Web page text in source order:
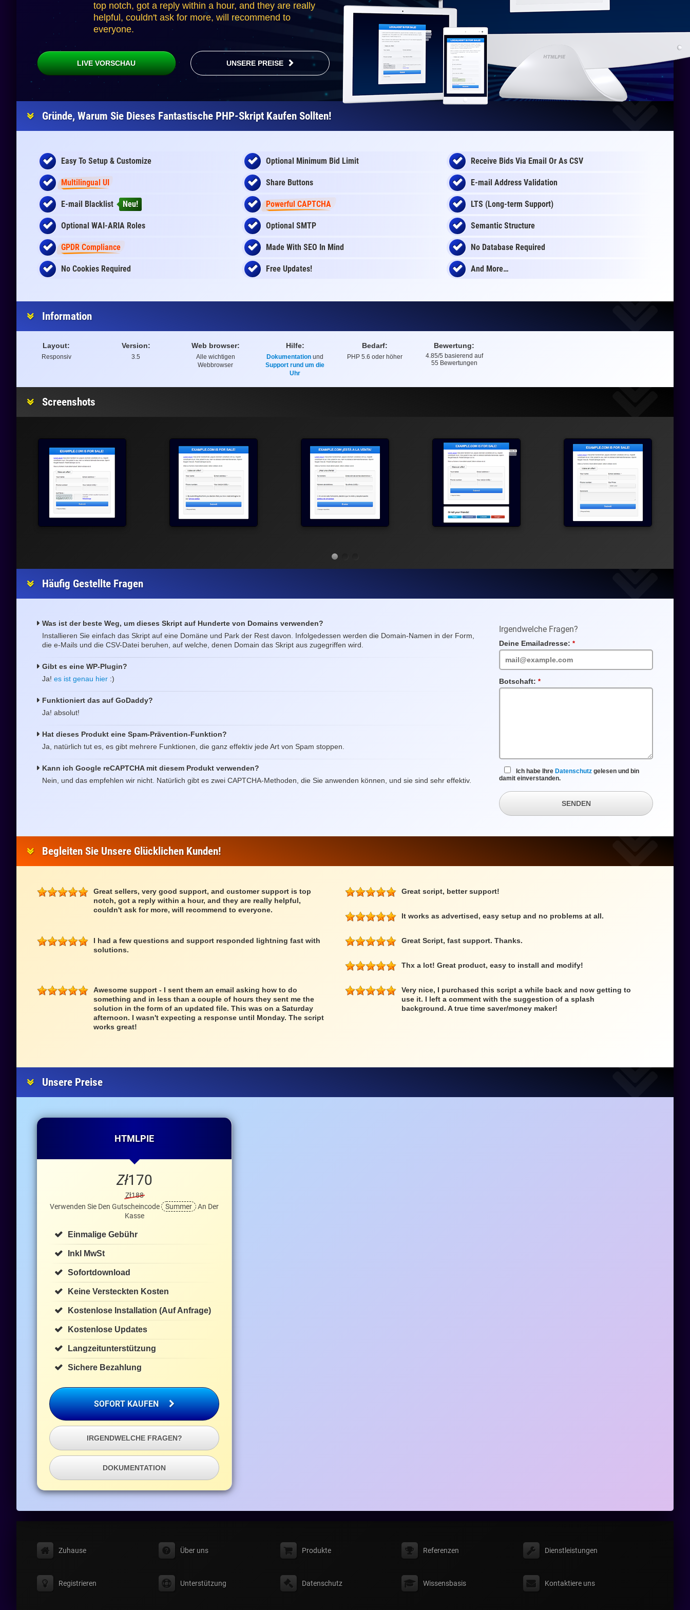
top notch, got a reply within a hour, and they are really
helpful, couldn't ask for more, will recommend to
everyone.
LIVE VORSCHAU UNSERE PREISE
Gründe, Warum Sie Dieses Fantastische PHP-Skript Kaufen Sollten!
Easy To Setup & Customize Optional Minimum Bid Limit Receive Bids Via Email Or As CSV
Multilingual UI Share Buttons E-mail Address Validation
E-mail Blacklist Neu! Powerful CAPTCHA LTS (Long-term Support)
Optional WAI-ARIA Roles Optional SMTP Semantic Structure
GPDR Compliance Made With SEO In Mind No Database Required
No Cookies Required Free Updates! And More…
Information
Layout:
Responsiv
Version:
3.5
Web browser:
Alle wichtigen
Webbrowser
Hilfe:
Dokumentation und
Support rund um die
Uhr
Bedarf:
PHP 5.6 oder höher
Bewertung:
Bewertung
4.85/5 basierend auf
55 Bewertungen
Screenshots
Häufig Gestellte Fragen
Was ist der beste Weg, um dieses Skript auf Hunderte von Domains verwenden?
Installieren Sie einfach das Skript auf eine Domäne und Park der Rest davon. Infolgedessen werden die Domain-Namen in der Form,
die e-Mails und die CSV-Datei beruhen, auf welche, denen Domain das Skript aus zugegriffen wird.
Gibt es eine WP-Plugin?
Ja! es ist genau hier :)
Funktioniert das auf GoDaddy?
Ja! absolut!
Hat dieses Produkt eine Spam-Prävention-Funktion?
Ja, natürlich tut es, es gibt mehrere Funktionen, die ganz effektiv jede Art von Spam stoppen.
Kann ich Google reCAPTCHA mit diesem Produkt verwenden?
Nein, und das empfehlen wir nicht. Natürlich gibt es zwei CAPTCHA-Methoden, die Sie anwenden können, und sie sind sehr effektiv.
Irgendwelche Fragen?
Deine Emailadresse:
Botschaft:
Ich habe Ihre Datenschutz gelesen und bin
damit einverstanden.
SENDEN
Begleiten Sie Unsere Glücklichen Kunden!
Great sellers, very good support, and customer support is top
notch, got a reply within a hour, and they are really helpful,
couldn't ask for more, will recommend to everyone.
Great script, better support!
It works as advertised, easy setup and no problems at all.
I had a few questions and support responded lightning fast with
solutions.
Great Script, fast support. Thanks.
Thx a lot! Great product, easy to install and modify!
Awesome support - I sent them an email asking how to do
something and in less than a couple of hours they sent me the
solution in the form of an updated file. This was on a Saturday
afternoon. I wasn't expecting a response until Monday. The script
works great!
Very nice, I purchased this script a while back and now getting to
use it. I left a comment with the suggestion of a splash
background. A true time saver/money maker!
Unsere Preise
HTMLPIE
Zł170
Zł188
Verwenden Sie Den Gutscheincode
Summer
An Der
Kasse
Einmalige Gebühr
Inkl MwSt
Sofortdownload
Keine Versteckten Kosten
Kostenlose Installation (auf Anfrage)
Kostenlose Updates
Langzeitunterstützung
Sichere Bezahlung
SOFORT KAUFEN
IRGENDWELCHE FRAGEN?
DOKUMENTATION
Zuhause Über uns Produkte Referenzen Dienstleistungen
Registrieren Unterstützung Datenschutz Wissensbasis Kontaktiere uns